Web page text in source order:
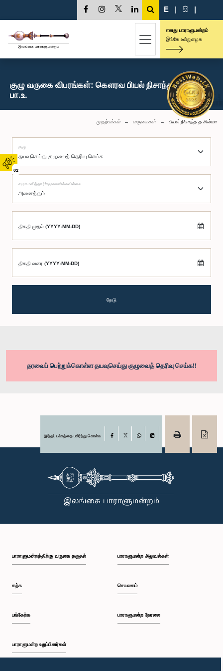
02
E | සි |
எனது பாராளுமன்றம்
இங்கே உள்நுழைக
குழு வருகை விபரங்கள்: கௌரவ பியல் நிசாந்த த சில்வா,
பா.உ.
முதற்பக்கம் வருகைகள் பியல் நிசாந்த த சில்வா
குழு
சமூகமளித்தார்/சமூகமளிக்கவில்லை
திகதி முதல் (YYYY-MM-DD)
திகதி வரை (YYYY-MM-DD)
தேடு
தரவைப் பெற்றுக்கொள்ள தயவுசெய்து குழுவைத் தெரிவு செய்க!!
இந்தப் பக்கத்தை பகிர்ந்து கொள்க Facebook
பாராளுமன்றத்திற்கு வருகை தருதல்
கற்க
பங்கேற்க
பாராளுமன்ற உறுப்பினர்கள்
பாராளுமன்ற அலுவல்கள்
செயலகம்
பாராளுமன்ற நேரலை